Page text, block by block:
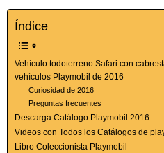
Índice
Vehículo todoterreno Safari con
vehículos Playmobil de 2016
Curiosidad de 2016
Preguntas frecuentes
Descarga Catálogo Playmobil 2016
Videos con Todos los Catálogos de
Libro Coleccionista Playmobil